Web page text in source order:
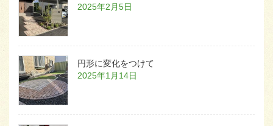
2025年2月5日
円形に変化をつけて
2025年1月14日